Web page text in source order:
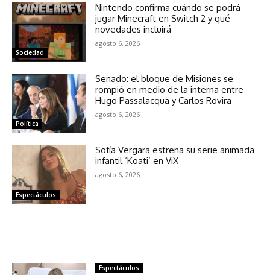
Sociedad
Nintendo confirma cuándo se podrá
jugar Minecraft en Switch 2 y qué
novedades incluirá
agosto 6, 2026
Política
Senado: el bloque de Misiones se
rompió en medio de la interna entre
Hugo Passalacqua y Carlos Rovira
agosto 6, 2026
Espectáculos
Sofía Vergara estrena su serie animada
infantil ‘Koati’ en ViX
agosto 6, 2026
Espectáculos